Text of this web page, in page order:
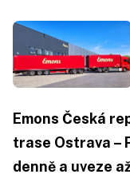
Emons Česká
trase Ostrava –
denně a uveze